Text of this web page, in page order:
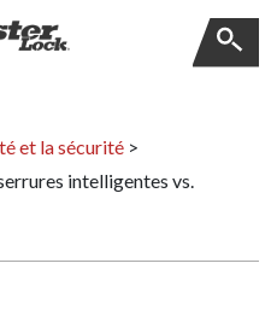
et la sécurité >
intelligentes vs.